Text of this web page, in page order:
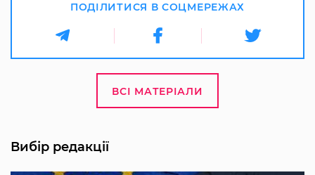
ПОДІЛИТИСЯ В СОЦМЕРЕЖАХ
ВСІ МАТЕРІАЛИ
Вибір редакції